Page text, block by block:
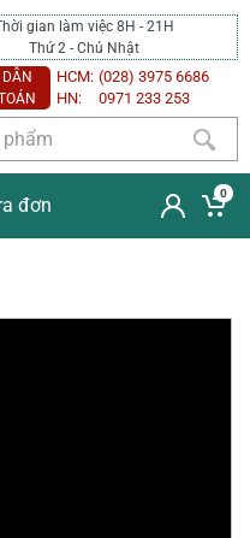
gian làm việc 8H - 21H
Thứ 2 - Chủ Nhật
DẪN
HCM: (028) 3975 6686
HN:
0971 233 253
đơn
0